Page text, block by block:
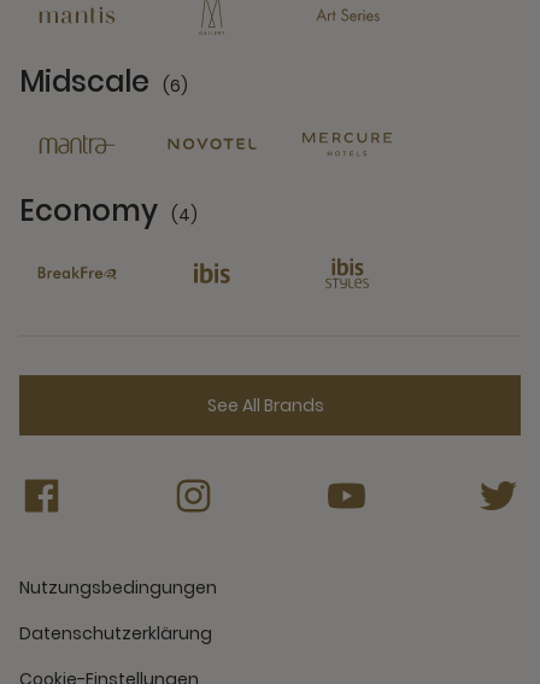
Midscale (6)
Economy (4)
See All Brands
Nutzungsbedingungen
Datenschutzerklärung
Cookie-Einstellungen